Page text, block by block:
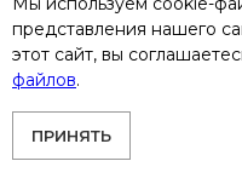
представления нашего
этот сайт, вы
файлов.
ПРИНЯТЬ